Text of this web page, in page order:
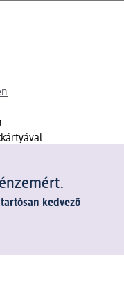
kedvező